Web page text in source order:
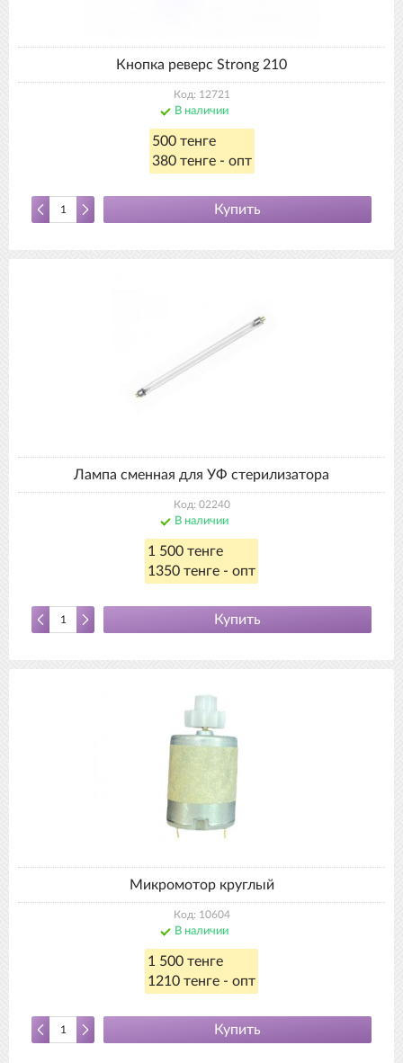
Кнопка реверс Strong 210
Код: 12721
В наличии
500 тенге
380 тенге - опт
Купить
Лампа сменная для УФ стерилизатора
Код: 02240
В наличии
1 500 тенге
1350 тенге - опт
Купить
Микромотор круглый
Код: 10604
В наличии
1 500 тенге
1210 тенге - опт
Купить